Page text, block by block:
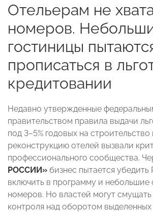
Отельерам не
номеров.
гостиницы
прописаться в
кредитовании
Недавно утвержденные
правительством правила выдачи
под 3–5% годовых на строительство
реконструкцию отелей вызвали
профессионального сообщества.
РОССИИ» бизнес пытается убедить
включить в программу и небольшие
номеров. Но властей могут
контроля над оборотом